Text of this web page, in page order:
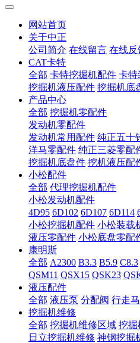
网站首页
关于中正
公司简介 在线留言 在线反
CAT卡特
全部 卡特挖掘机配件 卡特
挖掘机液压配件 挖掘机底
产品中心
全部 挖掘机零配件
发动机零配件
发动机常用配件 纯正五十
洋马零配件 纯正三菱零配
挖掘机底盘件 挖机液压配
小松配件
全部 代理挖掘机配件
小松发动机配件
4D95 6D102 6D107 6D114
小松挖掘机配件 小松装载
液压零配件 小松底盘零配
康明斯
全部 A2300 B3.3 B5.9 C8.3
QSM11 QSX15 QSK23
液压配件
全部 液压泵 分配阀 行走
挖掘机维修
全部 挖掘机维修区域 挖掘
日立挖掘机维修 神钢挖掘